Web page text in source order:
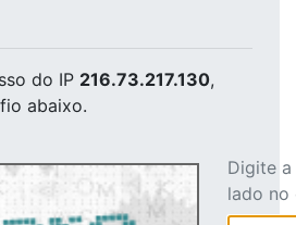
do IP 216.73.217.130,
abaixo.
Digite
lado no